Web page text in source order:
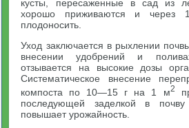
кусты, пересаженные в сад из
хорошо приживаются и через
плодоносить.
Уход заключается в рыхлении
внесении удобрений и
отзывается на высокие дозы
Систематическое внесение
компоста по 10—15 г на 1 м2
последующей заделкой в
повышает урожайность.